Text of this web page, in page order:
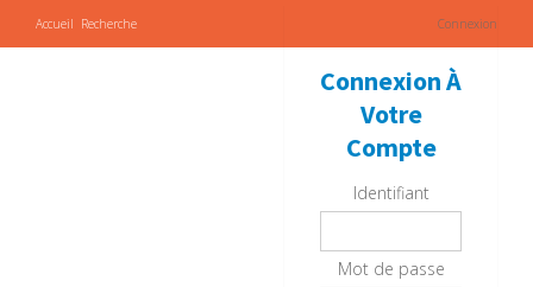
Accueil Recherche Connexion
Connexion À
Votre
Compte
Identifiant
Mot de passe